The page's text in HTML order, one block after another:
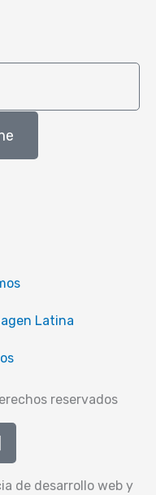
Latina
reservados
de desarrollo web y